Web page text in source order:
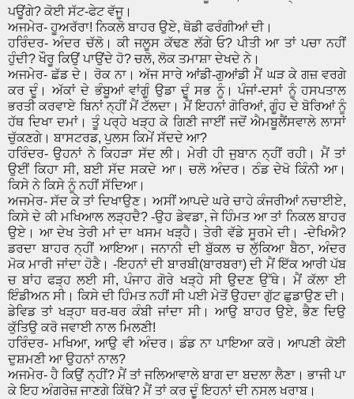
ਪਊਂਗੇ? ਕੋਈ ਸੱਟ-ਫੇਟ ਵੱਜੂ।
ਅਜਮੇਰ- ਹੂਅਰੱਰਾ! ਨਿਕਲੋ ਬਾਹਰ ਉਏ, ਥੋਡੀ ਫਰੰਗੀਆਂ ਦੀ।
ਹਰਿੰਦਰ- ਅੰਦਰ ਚੱਲੋ। ਕੀ ਜਲੂਸ ਕੱਢਣ ਲੱਗੇ ਓ? ਪੀਤੀ ਆ ਤਾਂ ਪਚਾ ਨਹੀਂ
ਹੁੰਦੀ? ਖੌਰੂ ਕਿਉਂ ਪਾਉਂਦੇ ਹੋ? ਚਲੋ, ਲੋਕ ਤਮਾਸ਼ਾ ਦੇਖਦੇ ਨੇ।
ਅਜਮੇਰ- ਛੱਡ ਦੇ। ਰੋਕ ਨਾ। ਅੱਜ ਸਾਰੇ ਆਂਡੀ-ਗੁਆਂਡੀ ਮੈਂ ਘੜ ਕੇ ਗਜ਼ ਵਰਗੇ
ਕਰ ਦੂੰ। ਅੱਕਾਂ ਦੇ ਭੰਬੂਆਂ ਵਾਂਗੂੰ ਉਡਾ ਦੂੰ ਸਭ ਨੂੰ। ਪੰਜਾਂ-ਦਸਾਂ ਨੂੰ ਹਸਪਤਾਲ
ਭਰਤੀ ਕਰਵਾਏ ਬਿਨਾਂ ਨ੍ਹੀਂ ਮੈਂ ਟੱਲਦਾ। ਮੈਂ ਇਹਨਾਂ ਗੋਰਿਆਂ, ਗੂੰਹ ਦੇ ਬੋਰਿਆਂ ਨੂੰ
ਹੱਥ ਦਿਖਾ ਦਮਾਂ। ਤੂੰ ਪਰ੍ਹੇ ਖੜ੍ਹ ਕੇ ਗਿਣੀ ਜਾਈਂ ਜਦੋਂ ਐਮਬੂਲੈਂਸਵਾਲੇ ਲਾਸਾਂ
ਚੁੱਕਣਗੇ। ਬਾਸਟਰਡ, ਪੁਲਸ ਕਿਮੇਂ ਸੱਦਦੇ ਆ?
ਹਰਿੰਦਰ- ਉਹਨਾਂ ਨੇ ਕਿਹੜਾ ਸੱਦ ਲੀ। ਮੇਰੀ ਹੀ ਜੁਬਾਨ ਨ੍ਹੀਂ ਰਹੀ। ਮੈਂ ਤਾਂ
ਉਈਂ ਕਿਹਾ ਸੀ, ਬਈ ਸੱਦ ਸਕਦੇ ਆ। ਚਲੋ ਅੰਦਰ। ਠੰਡ ਦੇਖੋ ਕਿੰਨੀ ਆ।
ਕਿਸੇ ਨੇ ਕਿਸੇ ਨੂੰ ਨਹੀਂ ਸੱਦਿਆ।
ਅਜਮੇਰ- ਸੱਦ ਕੇ ਤਾਂ ਦਿਖਾਉਣ। ਅਸੀਂ ਆਪਦੇ ਘਰੇ ਚਾਹੇ ਕੰਜਰੀਆਂ ਨਚਾਈਏ,
ਕਿਸੇ ਦੇ ਕੀ ਮਖਿਆਲ ਲੜ੍ਹਦੈ? -ਉਹ ਡੇਵਡਾ, ਜੇ ਹਿੰਮਤ ਆ ਤਾਂ ਨਿਕਲ ਬਾਹਰ
ਉਏ। ਆ ਦੇਖ ਤੇਰੀ ਮਾਂ ਦਾ ਖਸਮ ਖੜ੍ਹੈ। ਤੇਰੀ ਵੱਡੇ ਸੂਰਮੇ ਦੀ। -ਦੇਖਿਐ?
ਡਰਦਾ ਬਾਹਰ ਨ੍ਹੀਂ ਆਇਆ। ਜਨਾਨੀ ਦੀ ਬੁੱਕਲ ਚ ਲੁੱਕਿਆ ਬੈਠਾ, ਅੰਦਰ
ਮੋਕ ਮਾਰੀ ਜਾਂਦਾ ਹੋਣੈ। -ਇਹਨਾਂ ਦੀ ਬਾਰਬੀ(ਬਾਰਬਰਾ) ਦੀ ਮੈਂ ਇੱਕ ਆਰੀ ਪੱਬ
ਚ ਬਾਂਹ ਫੜ੍ਹ ਲਈ ਸੀ, ਪੰਜਾਹ ਗੋਰੇ ਖੜ੍ਹੇ ਸੀ ਉਦਣ ਉੱਥੇ। ਮੈਂ ਕੱਲਾ ਈ
ਇੰਡੀਅਨ ਸੀ। ਕਿਸੇ ਦੀ ਹਿੰਮਤ ਨਹੀਂ ਸੀ ਪਈ ਮੇਤੋਂ ਉਹਦਾ ਗੁੱਟ ਛੁਡਾਉਣ ਦੀ।
ਡੇਵਿਡ ਤਾਂ ਖੜ੍ਹਾ ਥਰ-ਥਰ ਕੰਬੀ ਜਾਂਦਾ ਸੀ। ਆਉ ਬਾਹਰ ਉਏ, ਭੈਣ ਦਿਉ
ਕੁੱਤਿਉ ਕਰੋ ਜਵਾਈ ਨਾਲ ਮਿਲਣੀ!
ਹਰਿੰਦਰ- ਮਖਿਆ, ਆਉ ਵੀ ਅੰਦਰ। ਡੰਡ ਨਾ ਪਾਇਆ ਕਰੋ। ਆਪਣੀ ਕੋਈ
ਦੁਸ਼ਮਣੀ ਆ ਉਹਨਾਂ ਨਾਲ?
ਅਜਮੇਰ- ਹੈ ਕਿਉਂ ਨ੍ਹੀਂ? ਮੈਂ ਤਾਂ ਜਲਿਆਵਾਲੇ ਬਾਗ ਦਾ ਬਦਲਾ ਲੈਣਾ। ਭਾਜੀ ਪਾ
ਕੇ ਇਹ ਅੰਗਰੇਜ਼ ਜਾਣਗੇ ਕਿੱਥੇ? ਮੈਂ ਤਾਂ ਕਰ ਦੂੰ ਇਹਨਾਂ ਦੀ ਨਸਲ ਖਰਾਬ।